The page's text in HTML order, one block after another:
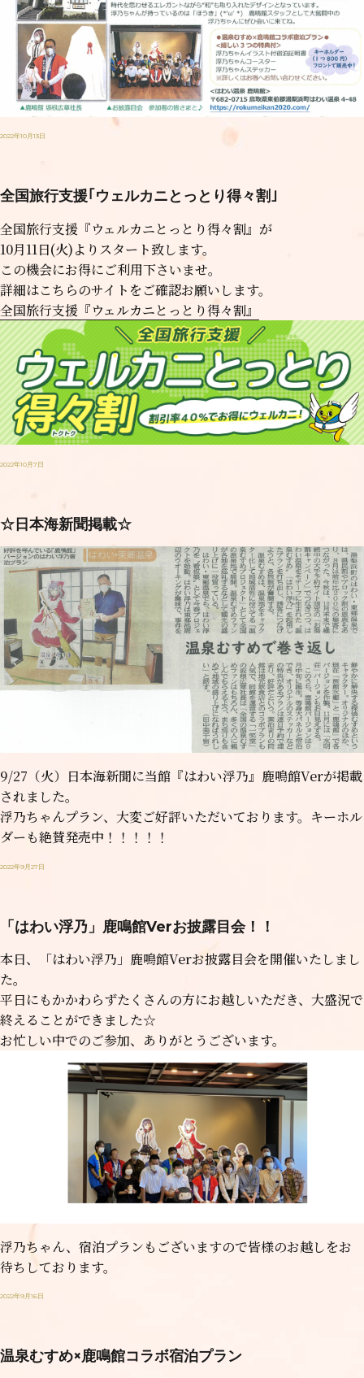
2022年10月13日
全国旅行支援｢ウェルカニとっとり得々割｣
全国旅行支援『ウェルカニとっとり得々割』が
10月11日(火)よりスタート致します。
この機会にお得にご利用下さいませ。
詳細はこちらのサイトをご確認お願いします。
全国旅行支援『ウェルカニとっとり得々割』
2022年10月7日
☆日本海新聞掲載☆
9/27（火）日本海新聞に当館『はわい浮乃』鹿鳴館Verが掲載
されました。
浮乃ちゃんプラン、大変ご好評いただいております。キーホル
ダーも絶賛発売中！！！！！
2022年9月27日
「はわい浮乃」鹿鳴館Verお披露目会！！
本日、「はわい浮乃」鹿鳴館Verお披露目会を開催いたしまし
た。
平日にもかかわらずたくさんの方にお越しいただき、大盛況で
終えることができました☆
お忙しい中でのご参加、ありがとうございます。
浮乃ちゃん、宿泊プランもございますので皆様のお越しをお
待ちしております。
2022年9月16日
温泉むすめ×鹿鳴館コラボ宿泊プラン